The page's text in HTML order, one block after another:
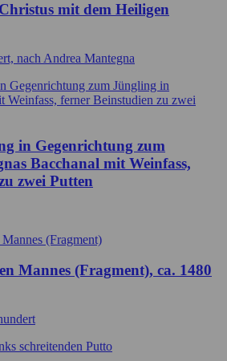
mit dem Heiligen
nach Andrea Mantegna
in Gegenrichtung zum
Bacchanal mit Weinfass,
zwei Putten
Mannes (Fragment), ca. 1480